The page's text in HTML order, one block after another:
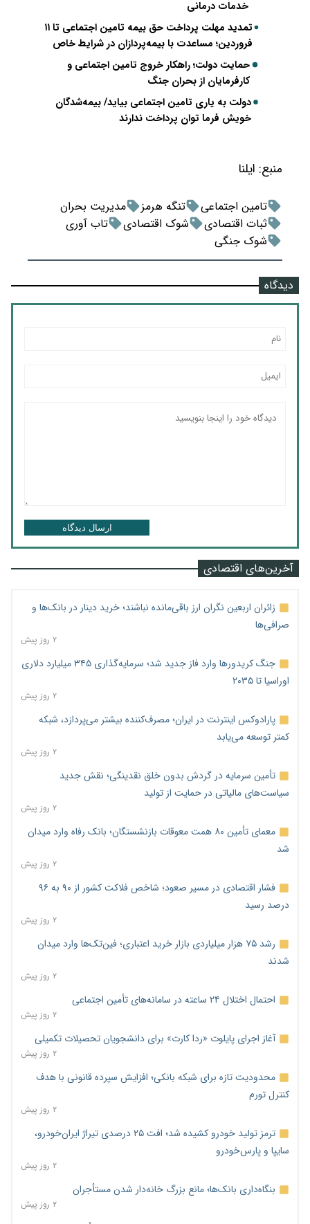
خدمات درمانی
تمدید مهلت پرداخت حق بیمه تامین اجتماعی تا ۱۱
فروردین؛ مساعدت با بیمه‌پردازان در شرایط خاص
حمایت دولت؛ راهکار خروج تامین اجتماعی و
کارفرمایان از بحران جنگ
دولت به یاری تامین اجتماعی بیاید/ بیمه‌شدگان
خویش فرما توان پرداخت ندارند
منبع: ایلنا
تامین اجتماعی تنگه هرمز
مدیریت بحران
ثبات اقتصادی
شوک اقتصادی
تاب آوری
شوک جنگی
دیدگاه
ارسال دیدگاه
آخرین‌های اقتصادی
زائران اربعین نگران ارز باقی‌مانده نباشند؛ خرید دینار در بانک‌ها و
صرافی‌ها
۲ روز پیش
جنگ کریدورها وارد فاز جدید شد؛ سرمایه‌گذاری ۳۴۵ میلیارد دلاری
اوراسیا تا ۲۰۳۵
۲ روز پیش
پارادوکس اینترنت در ایران؛ مصرف‌کننده بیشتر می‌پردازد، شبکه
کمتر توسعه می‌یابد
۲ روز پیش
تأمین سرمایه در گردش بدون خلق نقدینگی؛ نقش جدید
سیاست‌های مالیاتی در حمایت از تولید
۲ روز پیش
معمای تأمین ۸۰ همت معوقات بازنشستگان؛ بانک رفاه وارد میدان
شد
۲ روز پیش
فشار اقتصادی در مسیر صعود؛ شاخص فلاکت کشور از ۹۰ به ۹۶
درصد رسید
۲ روز پیش
رشد ۷۵ هزار میلیاردی بازار خرید اعتباری؛ فین‌تک‌ها وارد میدان
شدند
۲ روز پیش
احتمال اختلال ۲۴ ساعته در سامانه‌های تأمین اجتماعی
۲ روز پیش
آغاز اجرای پایلوت «ردا کارت» برای دانشجویان تحصیلات تکمیلی
۲ روز پیش
محدودیت تازه برای شبکه بانکی؛ افزایش سپرده قانونی با هدف
کنترل تورم
۲ روز پیش
ترمز تولید خودرو کشیده شد؛ افت ۲۵ درصدی تیراژ ایران‌خودرو،
سایپا و پارس‌خودرو
۲ روز پیش
بنگاه‌داری بانک‌ها؛ مانع بزرگ خانه‌دار شدن مستأجران
۲ روز پیش